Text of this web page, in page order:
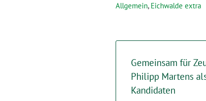
Allgemein, Eichwalde extra
Gemeinsam für
Philipp Martens
Kandidaten